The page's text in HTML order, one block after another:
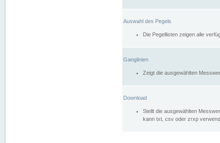
Auswahl des Pegels
Die Pegellisten zeigen alle
Ganglinien
Zeigt die ausgewählten
Download
Stellt die ausgewählten
kann txt, csv oder zrxp